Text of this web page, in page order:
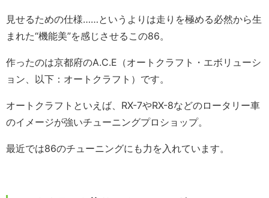
見せるための仕様……というよりは走りを極める必然から生
まれた“機能美”を感じさせるこの86。
作ったのは京都府のA.C.E（オートクラフト・エボリューシ
ョン、以下：オートクラフト）です。
オートクラフトといえば、RX-7やRX-8などのロータリー車
のイメージが強いチューニングプロショップ。
最近では86のチューニングにも力を入れています。